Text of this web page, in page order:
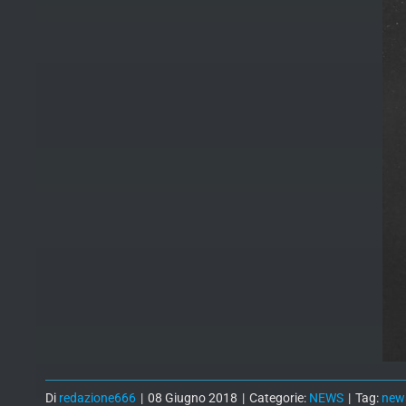
Di redazione666 | 08 Giugno 2018 | Categorie: NEWS | Tag: